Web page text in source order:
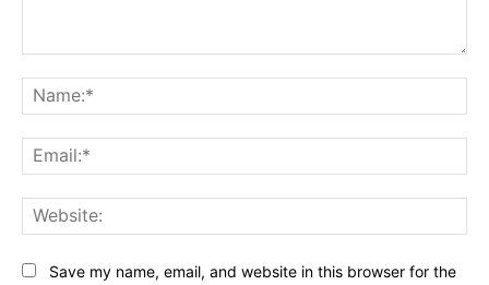
Save my name, email, and website in this browser for the